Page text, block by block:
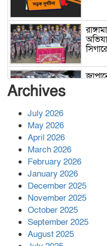
পর
Archives
July 2026
May 2026
April 2026
March 2026
February 2026
January 2026
December 2025
November 2025
October 2025
September 2025
August 2025